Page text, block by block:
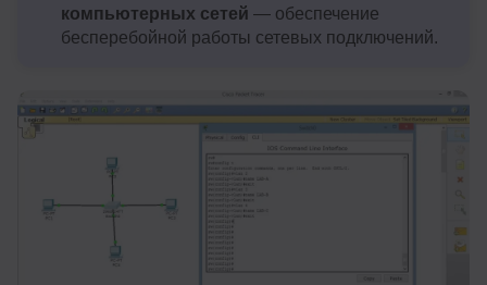
компьютерных сетей — обеспечение
бесперебойной работы сетевых подключений.